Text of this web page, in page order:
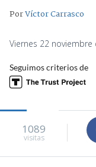
PorVíctor Carrasco
Viernes 22
Seguimos criterios de
1089
visitas